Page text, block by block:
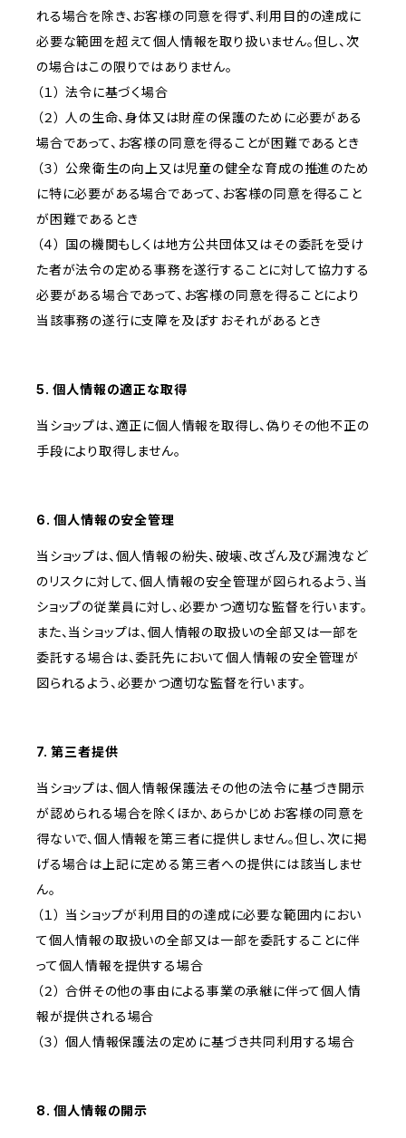
れる場合を除き、お客様の同意を得ず、利用目的の達成に
必要な範囲を超えて個人情報を取り扱いません。但し、次
の場合はこの限りではありません。
（１） 法令に基づく場合
（２） 人の生命、身体又は財産の保護のために必要がある
場合であって、お客様の同意を得ることが困難であるとき
（３） 公衆衛生の向上又は児童の健全な育成の推進のため
に特に必要がある場合であって、お客様の同意を得ること
が困難であるとき
（４） 国の機関もしくは地方公共団体又はその委託を受け
た者が法令の定める事務を遂行することに対して協力する
必要がある場合であって、お客様の同意を得ることにより
当該事務の遂行に支障を及ぼすおそれがあるとき
5. 個人情報の適正な取得
当ショップは、適正に個人情報を取得し、偽りその他不正の
手段により取得しません。
6. 個人情報の安全管理
当ショップは、個人情報の紛失、破壊、改ざん及び漏洩など
のリスクに対して、個人情報の安全管理が図られるよう、当
ショップの従業員に対し、必要かつ適切な監督を行います。
また、当ショップは、個人情報の取扱いの全部又は一部を
委託する場合は、委託先において個人情報の安全管理が
図られるよう、必要かつ適切な監督を行います。
7. 第三者提供
当ショップは、個人情報保護法その他の法令に基づき開示
が認められる場合を除くほか、あらかじめお客様の同意を
得ないで、個人情報を第三者に提供しません。但し、次に掲
げる場合は上記に定める第三者への提供には該当しませ
ん。
（１） 当ショップが利用目的の達成に必要な範囲内におい
て個人情報の取扱いの全部又は一部を委託することに伴
って個人情報を提供する場合
（２） 合併その他の事由による事業の承継に伴って個人情
報が提供される場合
（３） 個人情報保護法の定めに基づき共同利用する場合
8. 個人情報の開示